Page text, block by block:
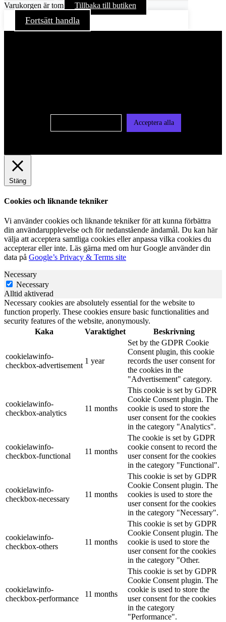
Varukorgen är tom Tillbaka till butiken
Fortsätt handla
Acceptera alla
Stäng
Cookies och liknande tekniker
Vi använder cookies och liknande tekniker för att kunna förbättra
din användarupplevelse och för nedanstående ändamål. Du kan här
välja att acceptera samtliga cookies eller anpassa vilka cookies du
accepterar eller inte. Läs gärna med om hur Google använder din
data på Google’s Privacy & Terms site
Necessary
Necessary
Alltid aktiverad
Necessary cookies are absolutely essential for the website to
function properly. These cookies ensure basic functionalities and
security features of the website, anonymously.
Kaka
Varaktighet Beskrivning
cookielawinfo-
checkbox-advertisement
1 year
Set by the GDPR Cookie
Consent plugin, this cookie
records the user consent for
the cookies in the
"Advertisement" category.
cookielawinfo-
checkbox-analytics
11 months
This cookie is set by GDPR
Cookie Consent plugin. The
cookie is used to store the
user consent for the cookies
in the category "Analytics".
cookielawinfo-
checkbox-functional
11 months
The cookie is set by GDPR
cookie consent to record the
user consent for the cookies
in the category "Functional".
cookielawinfo-
checkbox-necessary
11 months
This cookie is set by GDPR
Cookie Consent plugin. The
cookies is used to store the
user consent for the cookies
in the category "Necessary".
cookielawinfo-
checkbox-others
11 months
This cookie is set by GDPR
Cookie Consent plugin. The
cookie is used to store the
user consent for the cookies
in the category "Other.
cookielawinfo-
checkbox-performance
11 months
This cookie is set by GDPR
Cookie Consent plugin. The
cookie is used to store the
user consent for the cookies
in the category
"Performance".